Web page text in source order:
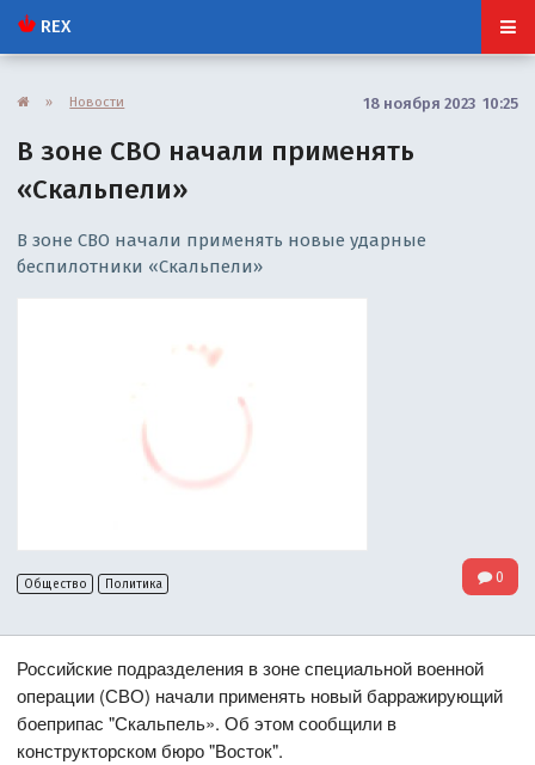
REX
» Новости 18 ноября 2023 10:25
В зоне СВО начали применять
«Скальпели»
В зоне СВО начали применять новые ударные
беспилотники «Скальпели»
Общество Политика 0
Российские подразделения в зоне специальной военной
операции (СВО) начали применять новый барражирующий
боеприпас "Скальпель». Об этом сообщили в
конструкторском бюро "Восток".